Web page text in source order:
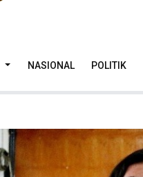
NASIONAL POLITIK